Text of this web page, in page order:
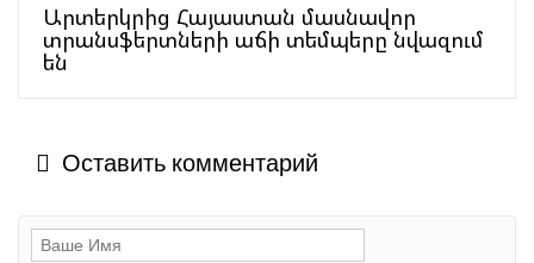
Արտերկրից Հայաստան մասնավոր
տրանսֆերտների աճի տեմպերը նվազում
են
Оставить комментарий